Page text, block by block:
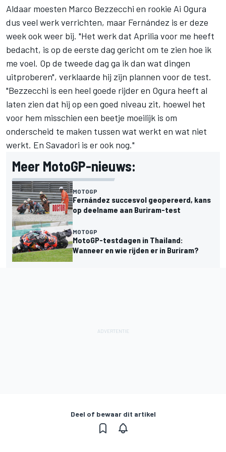
Aldaar moesten Marco Bezzecchi en rookie Ai Ogura
dus veel werk verrichten, maar Fernández is er deze
week ook weer bij. "Het werk dat Aprilia voor me heeft
bedacht, is op de eerste dag gericht om te zien hoe ik
me voel. Op de tweede dag ga ik dan wat dingen
uitproberen", verklaarde hij zijn plannen voor de test.
"Bezzecchi is een heel goede rijder en Ogura heeft al
laten zien dat hij op een goed niveau zit, hoewel het
voor hem misschien een beetje moeilijk is om
onderscheid te maken tussen wat werkt en wat niet
werkt. En Savadori is er ook nog."
Meer MotoGP-nieuws:
MOTOGP
Fernández succesvol geopereerd, kans
op deelname aan Buriram-test
MOTOGP
MotoGP-testdagen in Thailand:
Wanneer en wie rijden er in Buriram?
Deel of bewaar dit artikel